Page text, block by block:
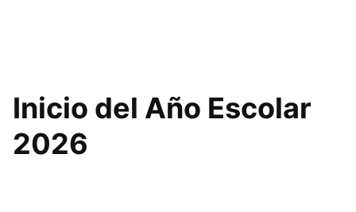
Inicio del Año Escolar
2026